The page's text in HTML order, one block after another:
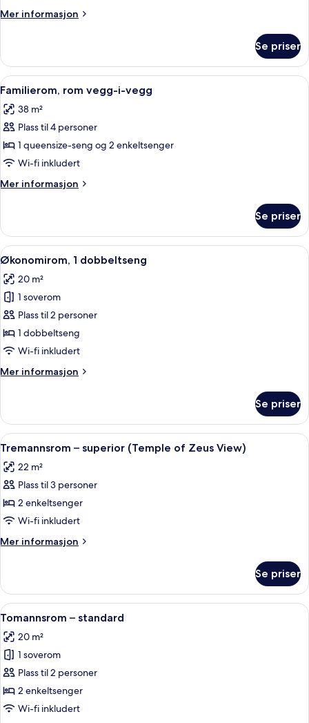
of
Mer informasjon
Mer
–
superior
(Temple
Zeus
View)
Se priser
Åpne
alle
bildene
av
Familierom,
rom
vegg-
i-
Sengetøy av topp kvalitet, minibar,
9
Familierom, rom vegg-i-vegg
38 m²
Plass til 4 personer
1 queensize-seng og 2 enkeltsenger
Wi-fi inkludert
Mer informasjon
Mer
rom
vegg-
i-
Se priser
Åpne
alle
bildene
av
Økonomirom,
1
dobbeltseng
Økonomirom, 1 dobbeltseng |
7
Økonomirom, 1 dobbeltseng
20 m²
1 soverom
Plass til 2 personer
1 dobbeltseng
Wi-fi inkludert
Mer informasjon
Mer
1
dobbeltseng
Se priser
Åpne
alle
bildene
av
Tremannsrom
–
superior
(Temple
Zeus
View)
Sengetøy av topp kvalitet, minibar,
6
Tremannsrom – superior (Temple of Zeus View)
22 m²
Plass til 3 personer
2 enkeltsenger
Wi-fi inkludert
Mer informasjon
Mer
–
superior
(Temple
Zeus
View)
Se priser
Åpne
alle
bildene
av
Tomannsrom
–
standard
Sengetøy av topp kvalitet, minibar,
5
Tomannsrom – standard
20 m²
1 soverom
Plass til 2 personer
2 enkeltsenger
Wi-fi inkludert